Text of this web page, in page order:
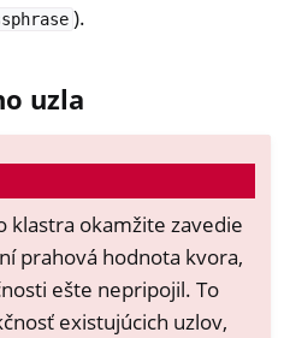
).
uzla
klastra okamžite zavedie
prahová hodnota kvora,
ešte nepripojil. To
existujúcich uzlov,